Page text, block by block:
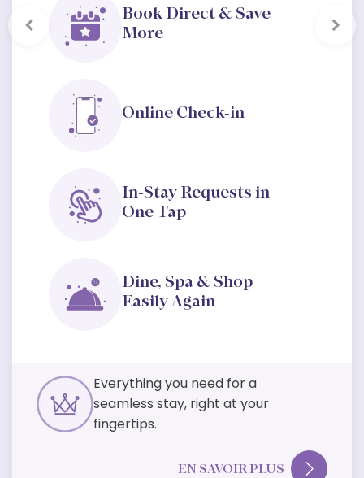
Book Direct & Save
More
Online Check-in
In-Stay Requests in
One Tap
Dine, Spa & Shop
Easily Again
Everything you need for a
seamless stay, right at your
fingertips.
EN SAVOIR PLUS
Previous Next